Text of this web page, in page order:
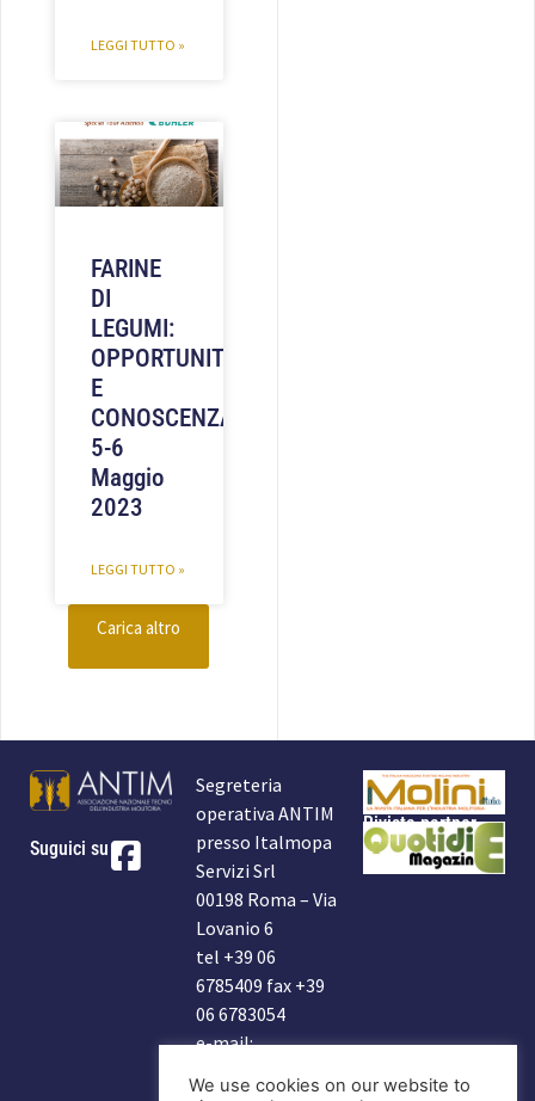
LEGGI TUTTO »
FARINE
DI
LEGUMI:
OPPORTUNITÀ
E
CONOSCENZA
5-6
Maggio
2023
LEGGI TUTTO »
Carica altro
Suguici su
Segreteria
operativa ANTIM
presso Italmopa
Servizi Srl
00198 Roma – Via
Lovanio 6
tel +39 06
6785409 fax +39
06 6783054
e-mail:
Rivista partner
We use cookies on our website to